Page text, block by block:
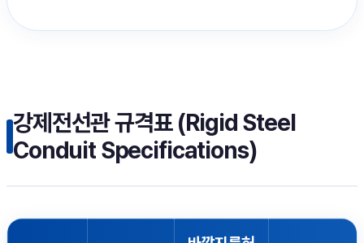
강제전선관 규격표 (Rigid Steel
Conduit Specifications)